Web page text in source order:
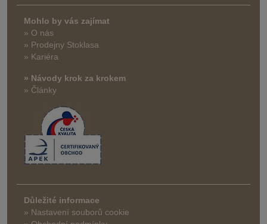
Mohlo by vás zajímat
» O nás
» Prodejny Stoklasa
» Kariéra
» Návody krok za krokem
» Články
Důležité informace
» Nastavení souborů cookie